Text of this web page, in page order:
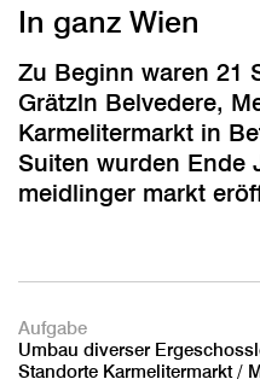
In ganz Wien
Zu Beginn waren 21
Grätzln Belvedere,
Karmelitermarkt in
Suiten wurden Ende
meidlinger markt
Aufgabe
Umbau diverser
Standorte Karmelitermarkt /